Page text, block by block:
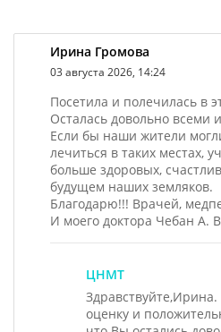
Ирина Громова
03 августа 2026, 14:24
Посетила и полечилась в
Осталась довольно всеми
Если бы наши жители
лечиться в таких местах,
больше здоровых,
будущем наших земляков.
Благодарю!!! Врачей,
И моего доктора Чебан А.
ЦНМТ
оценку и